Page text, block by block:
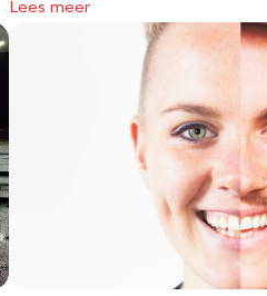
Lees meer